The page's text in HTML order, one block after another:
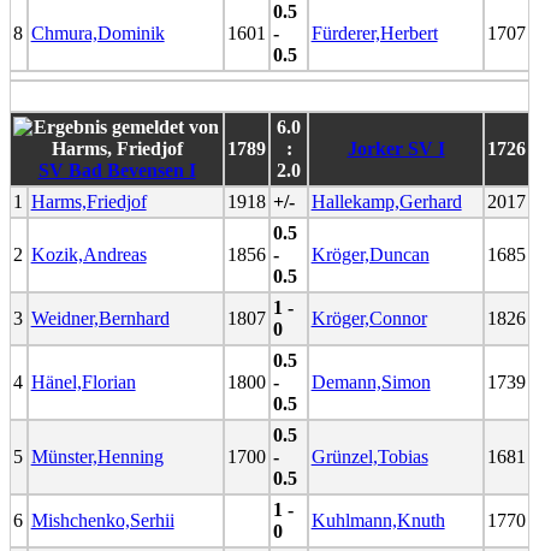
8 Chmura,Dominik 1601
0.5
-
0.5
Fürderer,Herbert 1707
SV Bad Bevensen I
1789
6.0
:
2.0
Jorker SV I 1726
1 Harms,Friedjof 1918 +/- Hallekamp,Gerhard 2017
2 Kozik,Andreas 1856
0.5
-
0.5
Kröger,Duncan 1685
3 Weidner,Bernhard 1807
1 -
0
Kröger,Connor 1826
4 Hänel,Florian 1800
0.5
-
0.5
Demann,Simon 1739
5 Münster,Henning 1700
0.5
-
0.5
Grünzel,Tobias 1681
6 Mishchenko,Serhii
1 -
0
Kuhlmann,Knuth 1770